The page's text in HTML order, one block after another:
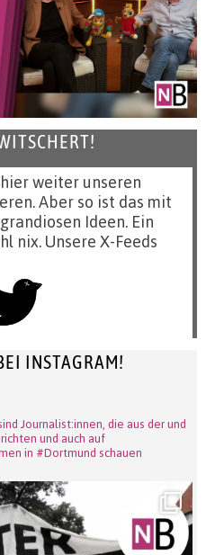
weiter unseren
Aber so ist das mit
Ideen. Ein
nix. Unsere X-Feeds
INSTAGRAM!
Journalist:innen, die aus der und
und auch auf
in #Dortmund schauen